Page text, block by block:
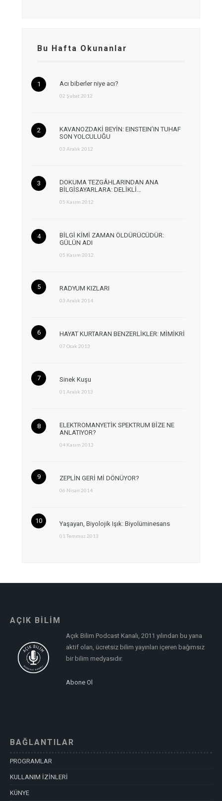
Bu Hafta Okunanlar
Acı biberler niye acı?
02 Şubat 2012
KAVANOZDAKİ BEYİN: EINSTEIN’IN TUHAF
SON YOLCULUĞU
03 Aralık 2012
DOKUMA TEZGÂHLARINDAN ANA
BİLGİSAYARLARA: DELİKLİ…
05 Kasım 2012
BİLGİ KİMİ ZAMAN ÖLDÜRÜCÜDÜR:
GÜLÜN ADI
05 Kasım 2012
RADYUM KIZLARI
03 Aralık 2014
HAYAT KURTARAN BENZERLİKLER: MİMİKRİ
07 Ocak 2013
Sinek Kuşu
01 Aralık 2013
ELEKTROMANYETİK SPEKTRUM BİZE NE
ANLATIYOR?
04 Kasım 2013
ZEPLİN GERİ Mİ DÖNÜYOR?
06 Nisan 2014
Yaşayan, Biyolojik Işık: Biyolüminesans
01 Temmuz 2013
AÇIK BİLİM
Açık Bilim Podcast Kanalı, 2011 yılından bu yana
aktif olan, ücretsiz bilim yayınları içeren bağımsız
bir bilim medyasıdır.
Abone Ol
BAĞLANTILAR
PROGRAMLAR
KULLANIM İZİNLERİ
KÜNYE